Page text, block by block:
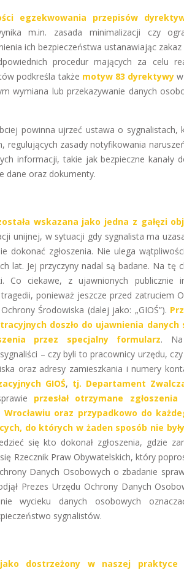
egzekwowania przepisów
m.in. zasada minimalizacji czy
ich bezpieczeństwa ustanawiając
procedur mających za celu
podkreśla także motyw 83 dyrektywy
wymiana lub przekazywanie danych
powinna ujrzeć ustawa o
zasady notyfikowania
informacji, takie jak bezpieczne kanały
dane oraz dokumenty.
wskazana jako jedna z gałęzi
unijnej, w sytuacji gdy sygnalista ma
dokonać zgłoszenia. Nie ulega
lat. Jej przyczyny nadal są badane. Na tę
Co ciekawe, z ujawnionych publicznie
ponieważ jeszcze przed zatruciem
Środowiska (dalej jako: „GIOŚ”).
doszło do ujawnienia
przez specjalny formularz. Na
– czy byli to pracownicy urzędu,
oraz adresy zamieszkania i numery
GIOŚ, tj. Departament
przesłał otrzymane
oraz przypadkowo do
do których w żaden sposób nie
się kto dokonał zgłoszenia, gdzie
Rzecznik Praw Obywatelskich, który
Danych Osobowych o zbadanie
Prezes Urzędu Ochrony Danych
wycieku danych osobowych
sygnalistów.
dostrzeżony w naszej